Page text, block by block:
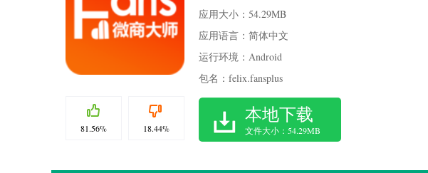
81.56% 18.44%
应用大小：54.29MB
应用语言：简体中文
运行环境：Android
包名：felix.fansplus
本地下载
文件大小：54.29MB